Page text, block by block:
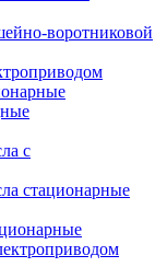
воротниковой
с
стационарные